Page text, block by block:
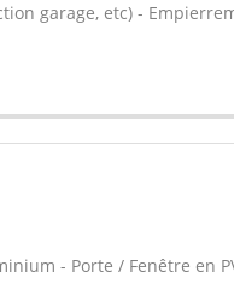
garage, etc) -
- Porte / Fenêtre en